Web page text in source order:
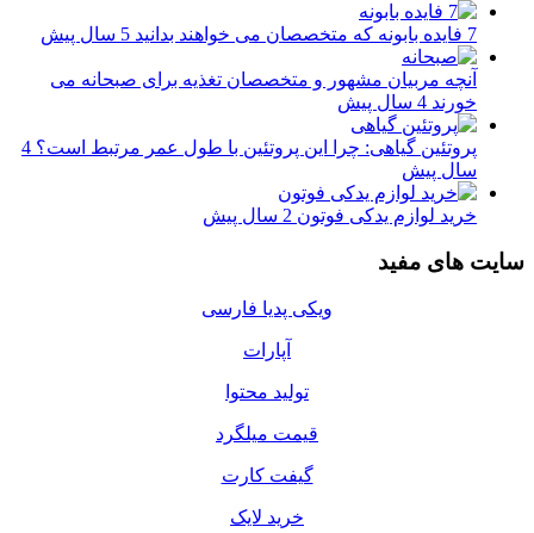
7 فایده بابونه که متخصصان می خواهند بدانید 5 سال پیش
آنچه مربیان مشهور و متخصصان تغذیه برای صبحانه می
خورند 4 سال پیش
پروتئین گیاهی: چرا این پروتئین با طول عمر مرتبط است؟ 4
سال پیش
خرید لوازم یدکی فوتون 2 سال پیش
سایت های مفید
ویکی پدیا فارسی
آپارات
تولید محتوا
قیمت میلگرد
گیفت کارت
خرید لایک